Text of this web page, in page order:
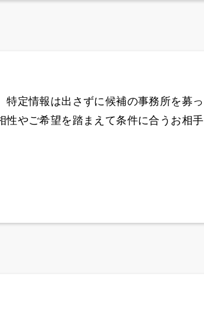
定情報は出さずに候補の事務所を募っ
やご希望を踏まえて条件に合うお相手